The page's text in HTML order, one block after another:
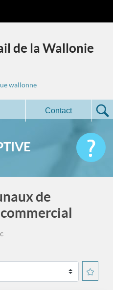
de la Wallonie
wallonne
Contact
de